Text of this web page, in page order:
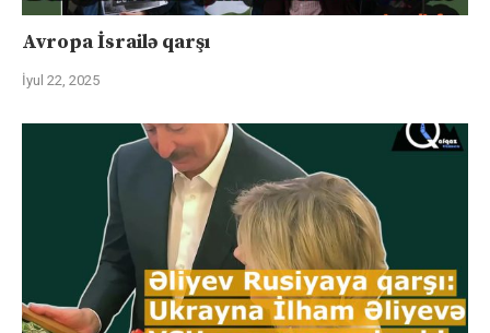
Avropa İsrailə qarşı
İyul 22, 2025